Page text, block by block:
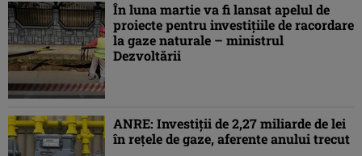
În luna martie va fi lansat apelul de
proiecte pentru investiţiile de racordare
la gaze naturale – ministrul
Dezvoltării
ANRE: Investiţii de 2,27 miliarde de lei
în reţele de gaze, aferente anului trecut